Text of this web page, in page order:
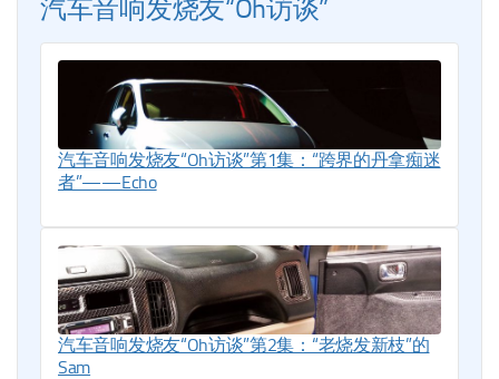
汽车音响发烧友“Oh访谈”
汽车音响发烧友“Oh访谈”第1集：“跨界的丹拿痴迷
者”——Echo
汽车音响发烧友“Oh访谈”第2集：“老烧发新枝”的
Sam